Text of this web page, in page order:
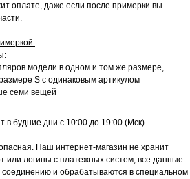
оплате, даже если после примерки вы
модели в одном и том же размере,
S с одинаковым артикулом
семи вещей
в будние дни с 10:00 до 19:00 (Мск).
Наш интернет-магазин не хранит
или логины с платежных систем, все данные
и обрабатываются в специальном